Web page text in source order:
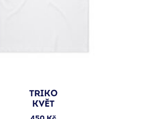
TRIKO
KVĚT